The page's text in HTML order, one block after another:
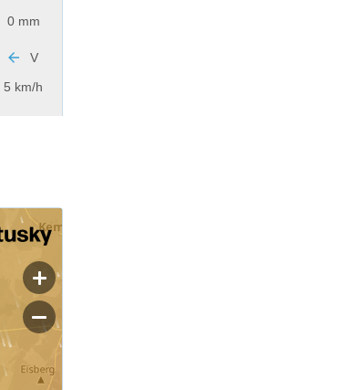
0 mm
V
5 km/h